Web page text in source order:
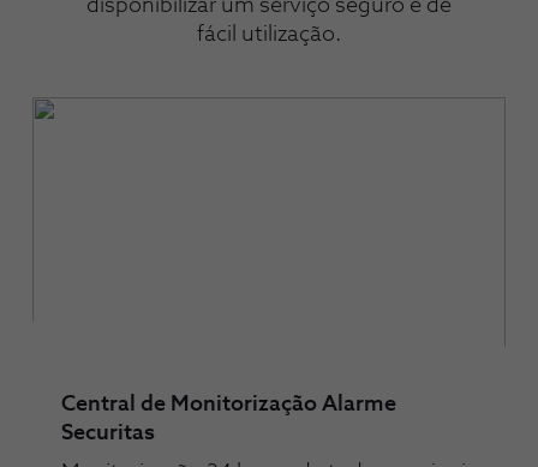
disponibilizar um serviço seguro e de
fácil utilização.
Central de Monitorização Alarme
Securitas